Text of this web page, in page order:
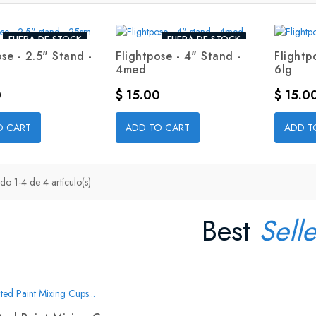
FUERA DE STOCK
- 2.5" Stand -
CART
FUERA DE STOCK
Flightpose - 4" Stand -
4med
Precio
$ 15.00
ADD TO CART
6lg
Precio
$
ADD
1-4 de 4 artículo(s)
Best